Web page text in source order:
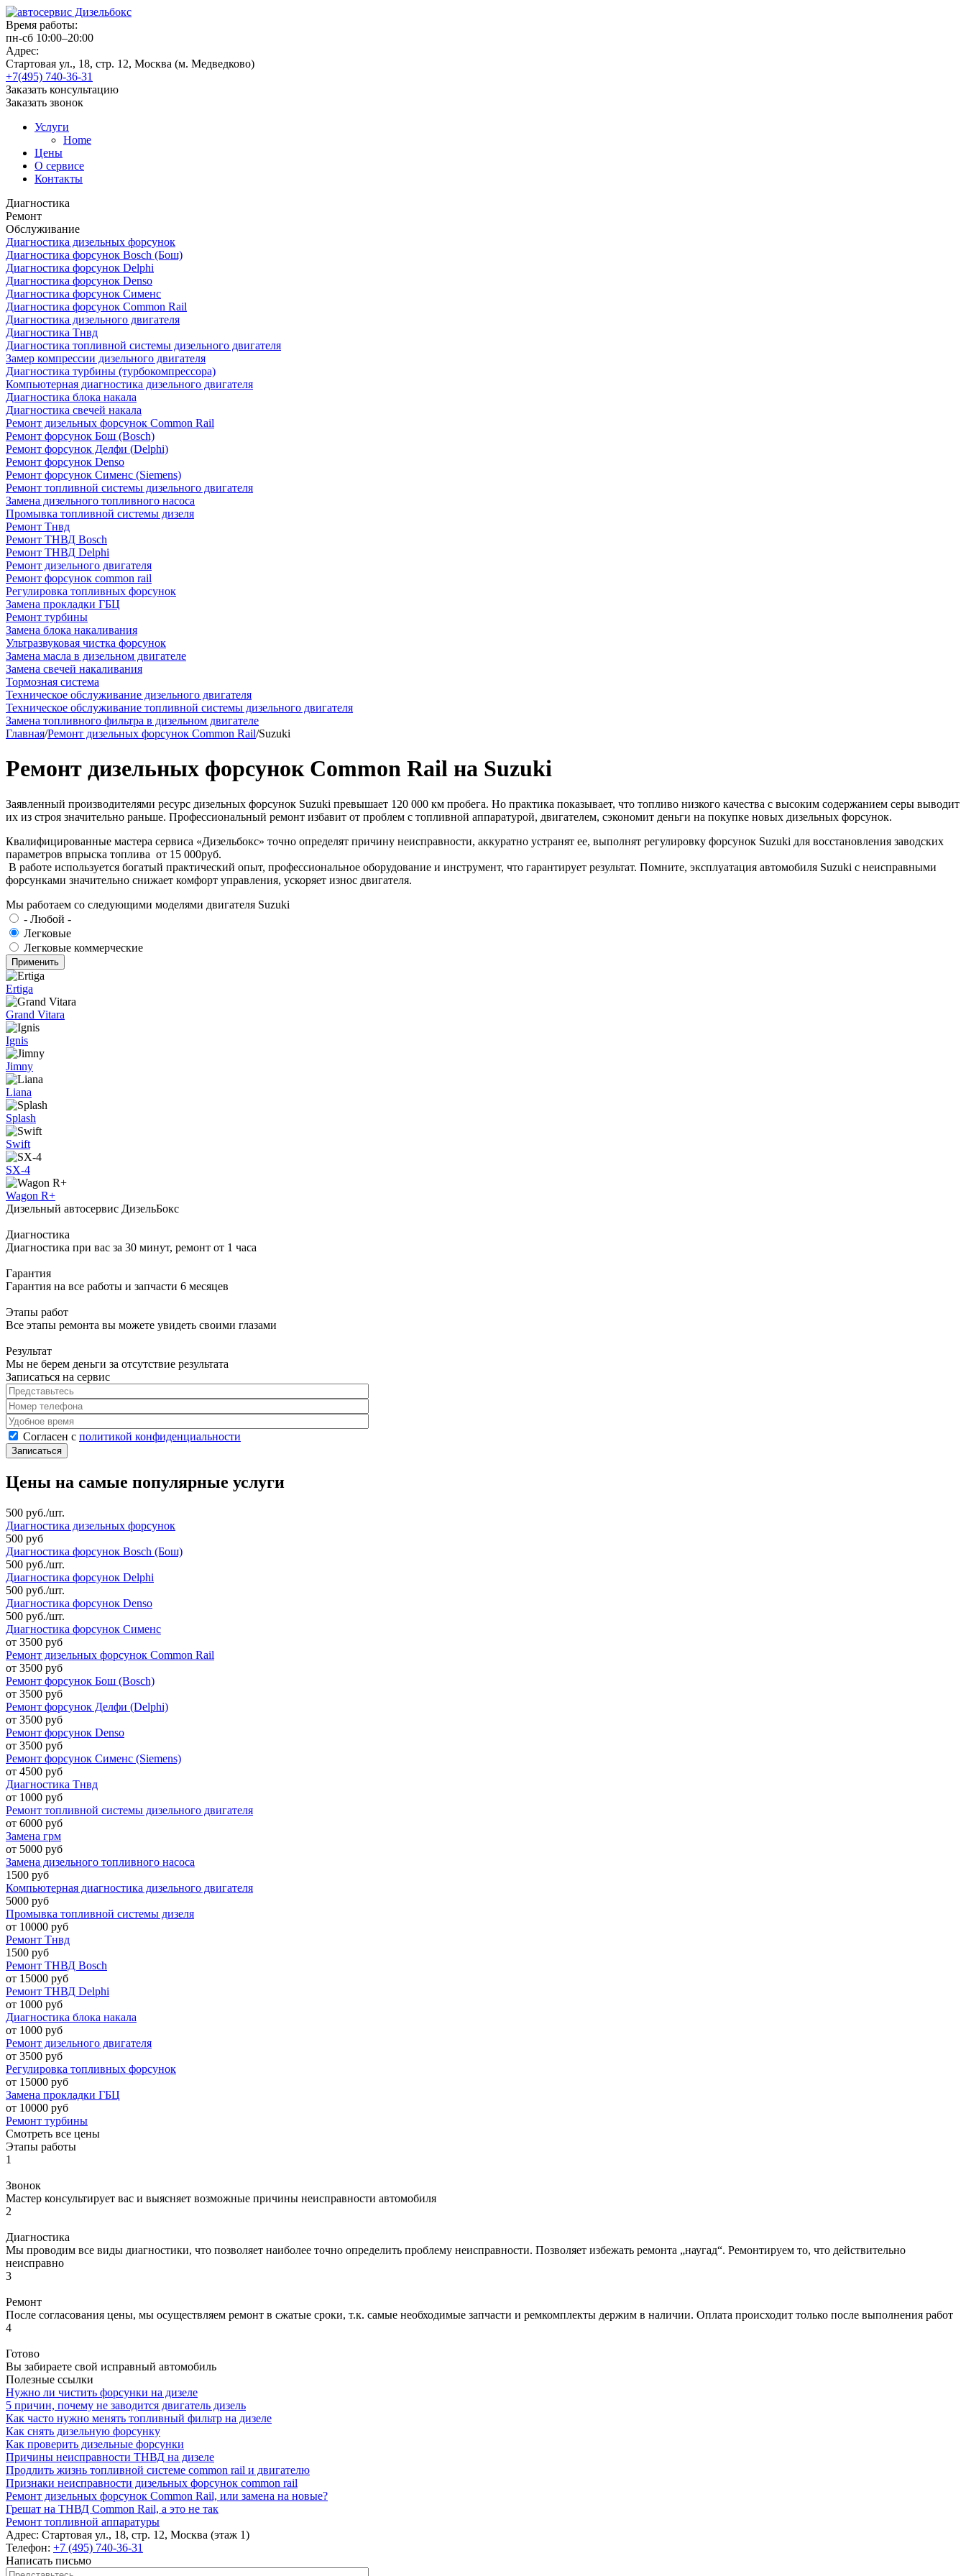
Время работы:
пн-сб 10:00–20:00
Адрес:
Стартовая ул., 18, стр. 12, Москва (м. Медведково)
+7(495) 740-36-31
Заказать консультацию
Заказать звонок
Услуги
Home
Цены
О сервисе
Контакты
Диагностика
Ремонт
Обслуживание
Диагностика дизельных форсунок
Диагностика форсунок Bosch (Бош)
Диагностика форсунок Delphi
Диагностика форсунок Denso
Диагностика форсунок Сименс
Диагностика форсунок Common Rail
Диагностика дизельного двигателя
Диагностика Тнвд
Диагностика топливной системы дизельного двигателя
Замер компрессии дизельного двигателя
Диагностика турбины (турбокомпрессора)
Компьютерная диагностика дизельного двигателя
Диагностика блока накала
Диагностика свечей накала
Ремонт дизельных форсунок Common Rail
Ремонт форсунок Бош (Bosch)
Ремонт форсунок Делфи (Delphi)
Ремонт форсунок Denso
Ремонт форсунок Сименс (Siemens)
Ремонт топливной системы дизельного двигателя
Замена дизельного топливного насоса
Промывка топливной системы дизеля
Ремонт Тнвд
Ремонт ТНВД Bosch
Ремонт ТНВД Delphi
Ремонт дизельного двигателя
Ремонт форсунок common rail
Регулировка топливных форсунок
Замена прокладки ГБЦ
Ремонт турбины
Замена блока накаливания
Ультразвуковая чистка форсунок
Замена масла в дизельном двигателе
Замена свечей накаливания
Тормозная система
Техническое обслуживание дизельного двигателя
Техническое обслуживание топливной системы дизельного двигателя
Замена топливного фильтра в дизельном двигателе
Главная/Ремонт дизельных форсунок Common Rail/Suzuki
Ремонт дизельных форсунок Common Rail на Suzuki
Заявленный производителями ресурс дизельных форсунок Suzuki превышает 120 000 км пробега. Но практика показывает, что топливо низкого качества с высоким содержанием серы выводит
их из строя значительно раньше. Профессиональный ремонт избавит от проблем с топливной аппаратурой, двигателем, сэкономит деньги на покупке новых дизельных форсунок.
Квалифицированные мастера сервиса «Дизельбокс» точно определят причину неисправности, аккуратно устранят ее, выполнят регулировку форсунок Suzuki для восстановления заводских
параметров впрыска топлива от 15 000руб.
В работе используется богатый практический опыт, профессиональное оборудование и инструмент, что гарантирует результат. Помните, эксплуатация автомобиля Suzuki с неисправными
форсунками значительно снижает комфорт управления, ускоряет износ двигателя.
Мы работаем со следующими моделями двигателя Suzuki
- Любой -
Легковые
Легковые коммерческие
Ertiga
Grand Vitara
Ignis
Jimny
Liana
Splash
Swift
SX-4
Wagon R+
Дизельный автосервис ДизельБокс
Диагностика
Диагностика при вас за 30 минут, ремонт от 1 часа
Гарантия
Гарантия на все работы и запчасти 6 месяцев
Этапы работ
Все этапы ремонта вы можете увидеть своими глазами
Результат
Мы не берем деньги за отсутствие результата
Записаться на сервис
Представьтесь
Номер телефона
Удобное время
Согласен с политикой конфиденциальности*
Согласен с политикой конфиденциальности
Цены на самые популярные услуги
500 руб./шт.
Диагностика дизельных форсунок
500 руб
Диагностика форсунок Bosch (Бош)
500 руб./шт.
Диагностика форсунок Delphi
500 руб./шт.
Диагностика форсунок Denso
500 руб./шт.
Диагностика форсунок Сименс
от 3500 руб
Ремонт дизельных форсунок Common Rail
от 3500 руб
Ремонт форсунок Бош (Bosch)
от 3500 руб
Ремонт форсунок Делфи (Delphi)
от 3500 руб
Ремонт форсунок Denso
от 3500 руб
Ремонт форсунок Сименс (Siemens)
от 4500 руб
Диагностика Тнвд
от 1000 руб
Ремонт топливной системы дизельного двигателя
от 6000 руб
Замена грм
от 5000 руб
Замена дизельного топливного насоса
1500 руб
Компьютерная диагностика дизельного двигателя
5000 руб
Промывка топливной системы дизеля
от 10000 руб
Ремонт Тнвд
1500 руб
Ремонт ТНВД Bosch
от 15000 руб
Ремонт ТНВД Delphi
от 1000 руб
Диагностика блока накала
от 1000 руб
Ремонт дизельного двигателя
от 3500 руб
Регулировка топливных форсунок
от 15000 руб
Замена прокладки ГБЦ
от 10000 руб
Ремонт турбины
Смотреть все цены
Этапы работы
1
Звонок
Мастер консультирует вас и выясняет возможные причины неисправности автомобиля
2
Диагностика
Мы проводим все виды диагностики, что позволяет наиболее точно определить проблему неисправности. Позволяет избежать ремонта „наугад“. Ремонтируем то, что действительно
неисправно
3
Ремонт
После согласования цены, мы осуществляем ремонт в сжатые сроки, т.к. самые необходимые запчасти и ремкомплекты держим в наличии. Оплата происходит только после выполнения работ
4
Готово
Вы забираете свой исправный автомобиль
Полезные ссылки
Нужно ли чистить форсунки на дизеле
5 причин, почему не заводится двигатель дизель
Как часто нужно менять топливный фильтр на дизеле
Как снять дизельную форсунку
Как проверить дизельные форсунки
Причины неисправности ТНВД на дизеле
Продлить жизнь топливной системе common rail и двигателю
Признаки неисправности дизельных форсунок common rail
Ремонт дизельных форсунок Common Rail, или замена на новые?
Грешат на ТНВД Common Rail, а это не так
Ремонт топливной аппаратуры
Адрес: Стартовая ул., 18, стр. 12, Москва (этаж 1)
Телефон: +7 (495) 740-36-31
Написать письмо
Представьтесь